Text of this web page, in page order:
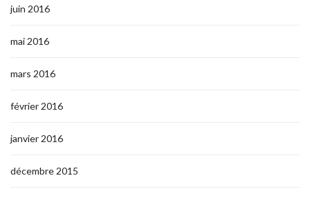
juin 2016
mai 2016
mars 2016
février 2016
janvier 2016
décembre 2015